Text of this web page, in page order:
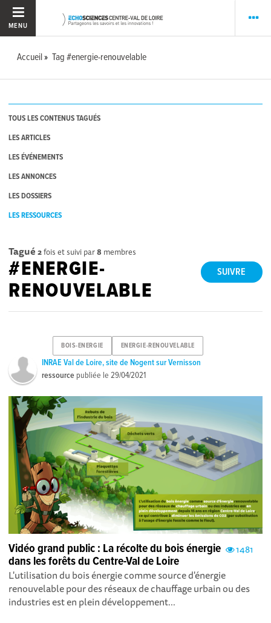
MENU
Accueil Tag #energie-renouvelable
TOUS LES CONTENUS TAGUÉS
LES ARTICLES
LES ÉVÉNEMENTS
LES ANNONCES
LES DOSSIERS
LES RESSOURCES
Tagué 2fois et suivi par8 membres
SUIVRE
#ENERGIE-
RENOUVELABLE
BOIS-ENERGIE ENERGIE-RENOUVELABLE
INRAE Val de Loire, site de Nogent sur Vernisson
ressource publiée le29/04/2021
1481
Vidéo grand public : La récolte du bois énergie
dans les forêts du Centre-Val de Loire
L'utilisation du bois énergie comme source d'énergie
renouvelable pour des réseaux de chauffage urbain ou des
industries est en plein développement...